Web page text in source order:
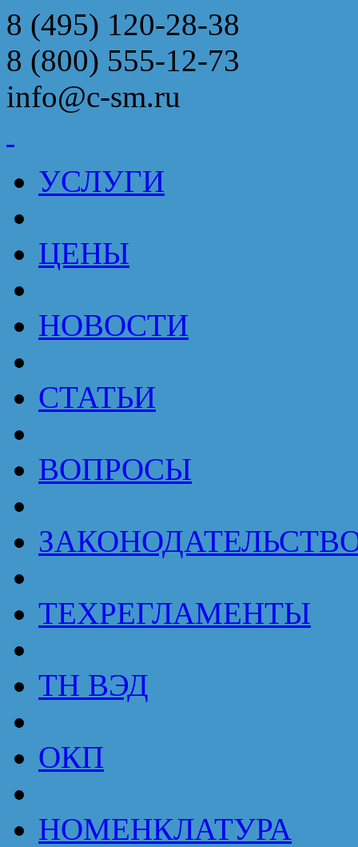
8 (495) 120-28-38
8 (800) 555-12-73
info@c-sm.ru
УСЛУГИ
ЦЕНЫ
НОВОСТИ
СТАТЬИ
ВОПРОСЫ
ТЕХРЕГЛАМЕНТЫ
ТН ВЭД
ОКП
НОМЕНКЛАТУРА